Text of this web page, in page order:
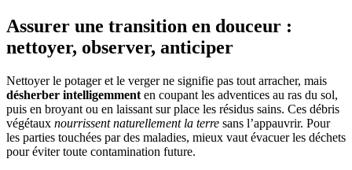
Assurer une transition en douceur :
nettoyer, observer, anticiper
Nettoyer le potager et le verger ne signifie pas tout arracher, mais
désherber intelligemment en coupant les adventices au ras du sol,
puis en broyant ou en laissant sur place les résidus sains. Ces débris
végétaux nourrissent naturellement la terre sans l’appauvrir. Pour
les parties touchées par des maladies, mieux vaut évacuer les déchets
pour éviter toute contamination future.